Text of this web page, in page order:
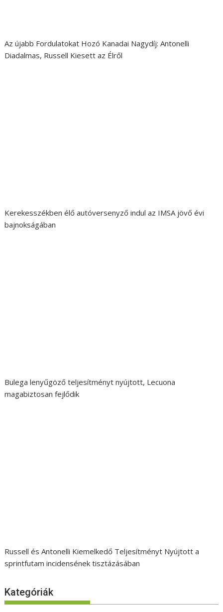
Az újabb Fordulatokat Hozó Kanadai Nagydíj: Antonelli
Diadalmas, Russell Kiesett az Élről
Kerekesszékben élő autóversenyző indul az IMSA jövő évi
bajnokságában
Bulega lenyűgöző teljesítményt nyújtott, Lecuona
magabiztosan fejlődik
Russell és Antonelli Kiemelkedő Teljesítményt Nyújtott a
sprintfutam incidensének tisztázásában
Kategóriák